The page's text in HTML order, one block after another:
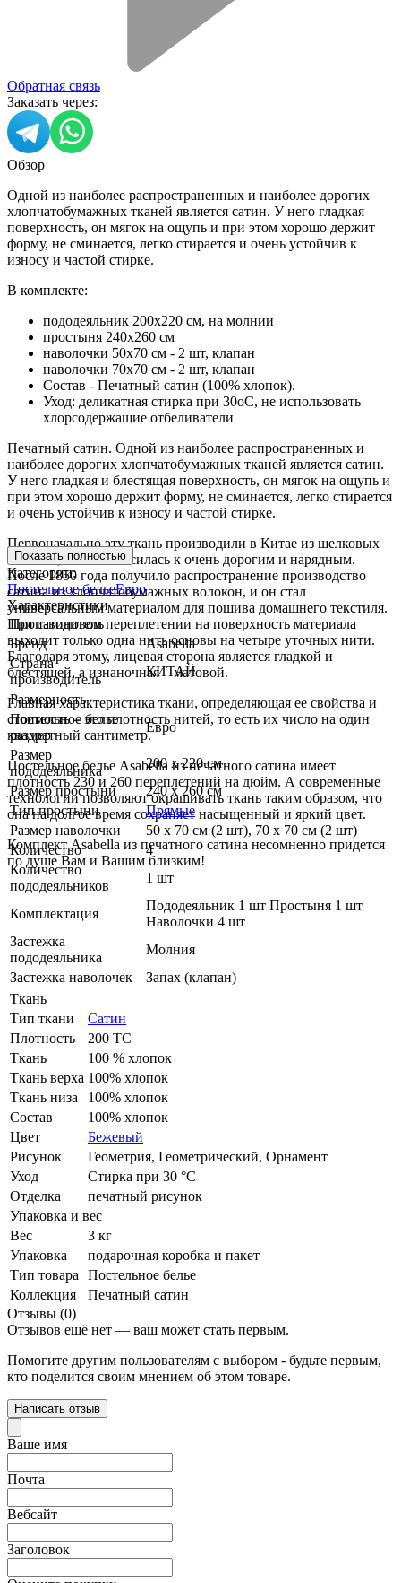
Обратная связь
Заказать через:
Обзор
Одной из наиболее распространенных и наиболее дорогих
хлопчатобумажных тканей является сатин. У него гладкая
поверхность, он мягок на ощупь и при этом хорошо держит
форму, не сминается, легко стирается и очень устойчив к
износу и частой стирке.
В комплекте:
пододеяльник 200х220 см, на молнии
простыня 240х260 см
наволочки 50х70 см - 2 шт, клапан
наволочки 70х70 см - 2 шт, клапан
Состав - Печатный сатин (100% хлопок).
Уход: деликатная стирка при 30оС, не использовать
хлорсодержащие отбеливатели
Печатный сатин. Одной из наиболее распространенных и
наиболее дорогих хлопчатобумажных тканей является сатин.
У него гладкая и блестящая поверхность, он мягок на ощупь и
при этом хорошо держит форму, не сминается, легко стирается
и очень устойчив к износу и частой стирке.
Первоначально эту ткань производили в Китае из шелковых
волокон, и она относилась к очень дорогим и нарядным.
После 1850 года получило распространение производство
сатина из хлопчатобумажных волокон, и он стал
универсальным материалом для пошива домашнего текстиля.
При сатиновом переплетении на поверхность материала
выходит только одна нить основы на четыре уточных нити.
Благодаря этому, лицевая сторона является гладкой и
блестящей, а изнаночная – матовой.
Главная характеристика ткани, определяющая ее свойства и
стоимость – это плотность нитей, то есть их число на один
квадратный сантиметр.
Постельное белье Asabella из печатного сатина имеет
плотность 230 и 260 переплетений на дюйм. А современные
технологии позволяют окрашивать ткань таким образом, что
она на долгое время сохраняет насыщенный и яркий цвет.
Комплект Asabella из печатного сатина несомненно придется
по душе Вам и Вашим близким!
Показать полностью
Категории:
Постельное бельеЕвро
Характеристики
Производитель
Бренд
Asabella
Страна
производитель
КИТАЙ
Размерность
Постельное белье
размер
Евро
Размер
пододеяльника
200 х 220 см
Размер простыни
240 х 260 см
Тип простыни
Прямые
Размер наволочки
50 х 70 см (2 шт), 70 х 70 см (2 шт)
Количество
4
Количество
пододеяльников
1 шт
Комплектация
Пододеяльник 1 шт Простыня 1 шт
Наволочки 4 шт
Застежка
пододеяльника
Молния
Застежка наволочек
Запах (клапан)
Ткань
Тип ткани
Сатин
Плотность
200 ТС
Ткань
100 % хлопок
Ткань верха 100% хлопок
Ткань низа
100% хлопок
Состав
100% хлопок
Цвет
Бежевый
Рисунок
Геометрия, Геометрический, Орнамент
Уход
Стирка при 30 °С
Отделка
печатный рисунок
Упаковка и вес
Вес
3 кг
Упаковка
подарочная коробка и пакет
Тип товара
Постельное белье
Коллекция
Печатный сатин
Отзывы (0)
Отзывов ещё нет — ваш может стать первым.
Помогите другим пользователям с выбором - будьте первым,
кто поделится своим мнением об этом товаре.
Написать отзыв
Ваше имя
Почта
Вебсайт
Заголовок